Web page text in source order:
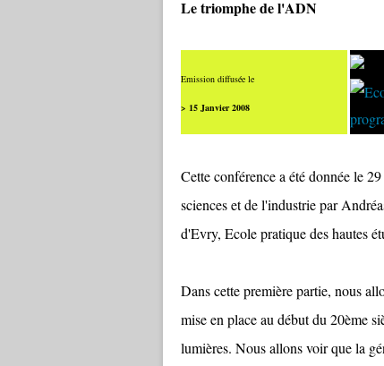
Le triomphe de l'ADN
Emission diffusée le
> 15 Janvier 2008
Cette conférence a été donnée le
sciences et de l'industrie par
d'Evry, Ecole pratique des hautes
Dans cette première partie, nous
mise en place au début du 20ème
lumières. Nous allons voir que la